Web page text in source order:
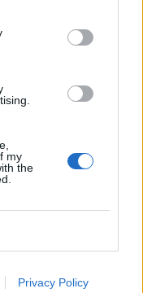
my
the
Privacy Policy
közölte Nigel Jones
A bezárások
belüli